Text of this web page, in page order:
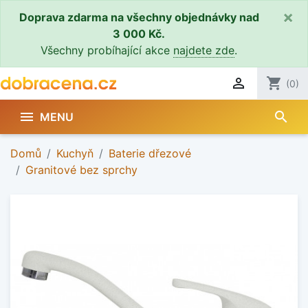
Doprava zdarma na všechny objednávky nad
3 000 Kč.
Všechny probíhající akce najdete zde.
×
 shopping_cart (0)
 MENU search
Domů Kuchyň
Baterie dřezové
Granitové bez sprchy